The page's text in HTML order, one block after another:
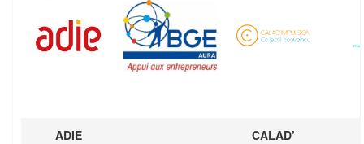
ADIE
CALAD’